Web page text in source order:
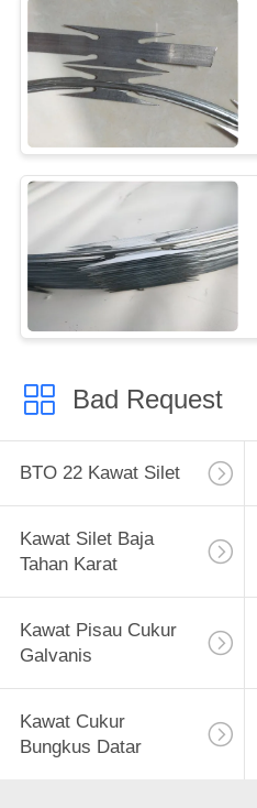
Bad Request
BTO 22 Kawat Silet
Kawat Silet Baja
Tahan Karat
Kawat Pisau Cukur
Galvanis
Kawat Cukur
Bungkus Datar